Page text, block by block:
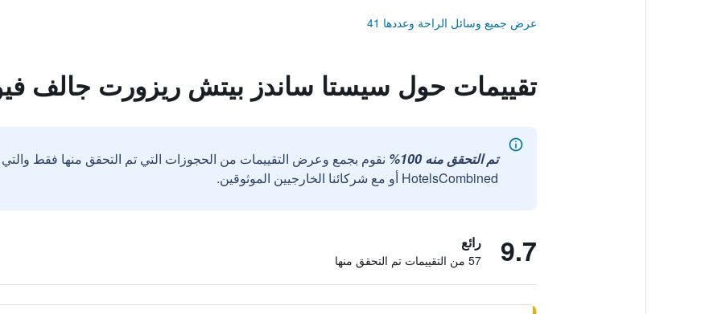
عرض جميع وسائل الراحة وعددها 41
تقييمات حول سيستا ساندز بيتش ريزورت جالف
تم التحقق منه 100%
نقوم بجمع وعرض التقييمات من الحجوزات التي تم التحقق منها فقط
HotelsCombined أو مع شركائنا الخارجيين الموثوقين.
9.7 رائع
57 من التقييمات تم التحقق منها